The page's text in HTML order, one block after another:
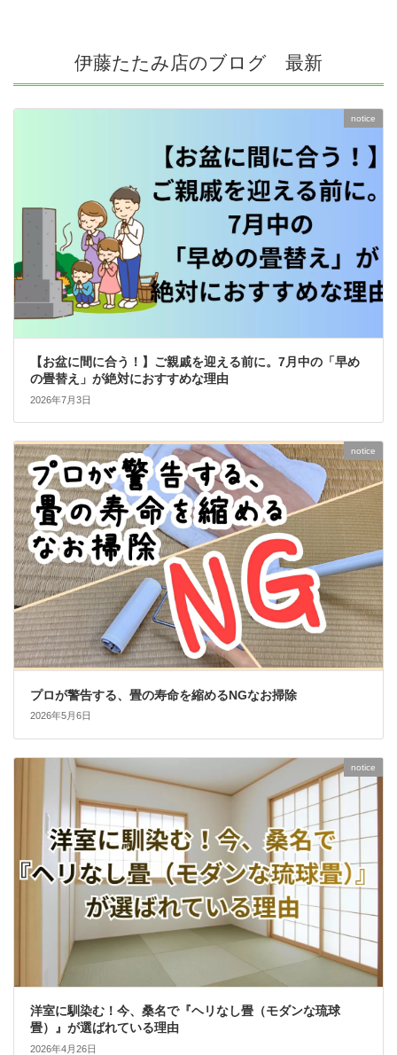
伊藤たたみ店のブログ 最新
notice
【お盆に間に合う！】ご親戚を迎える前に。7月中の「早め
の畳替え」が絶対におすすめな理由
2026年7月3日
notice
プロが警告する、畳の寿命を縮めるNGなお掃除
2026年5月6日
notice
洋室に馴染む！今、桑名で『ヘリなし畳（モダンな琉球
畳）』が選ばれている理由
2026年4月26日